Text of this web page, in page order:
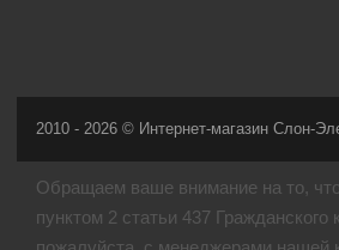
2010 - 2026 © Интернет-магазин Слон-
Обращаем ваше внимание на то,
пунктом 2 статьи 437